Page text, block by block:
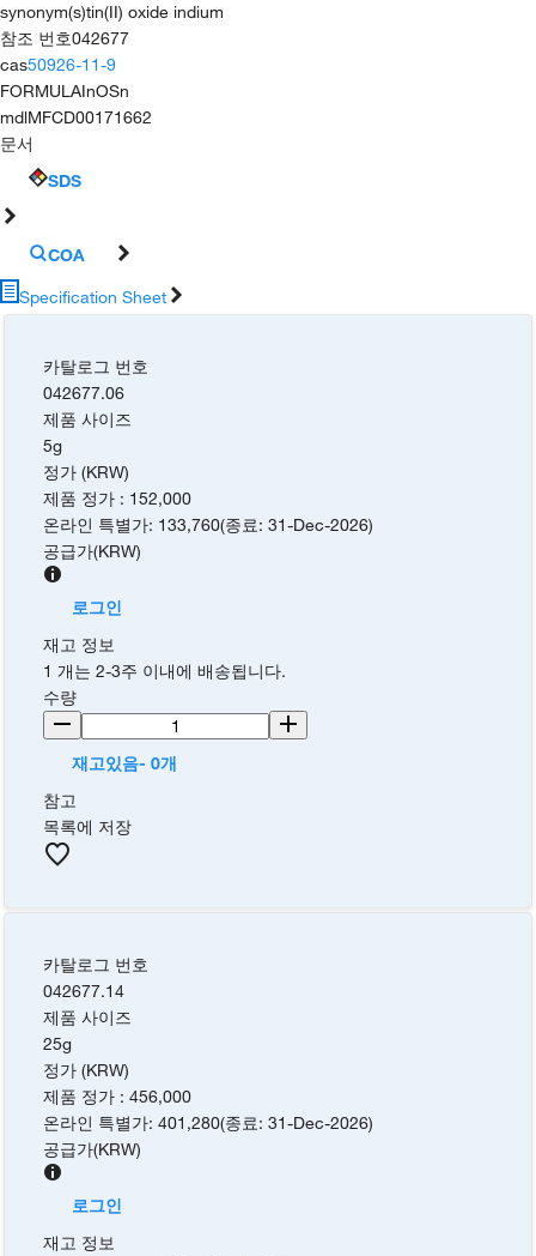
synonym(s)tin(II) oxide indium
참조 번호042677
cas50926-11-9
FORMULAInOSn
mdlMFCD00171662
문서
SDS
COA
Specification Sheet
카탈로그 번호
042677.06
제품 사이즈
5g
정가 (KRW)
제품 정가 : 152,000
온라인 특별가: 133,760(종료:31-Dec-2026)
공급가(KRW)
로그인
재고 정보
1 개는 2-3주 이내에 배송됩니다.
수량
재고있음- 0개
참고
목록에 저장
카탈로그 번호
042677.14
제품 사이즈
25g
정가 (KRW)
제품 정가 :456,000
온라인 특별가:401,280(종료:31-Dec-2026)
공급가(KRW)
로그인
재고 정보